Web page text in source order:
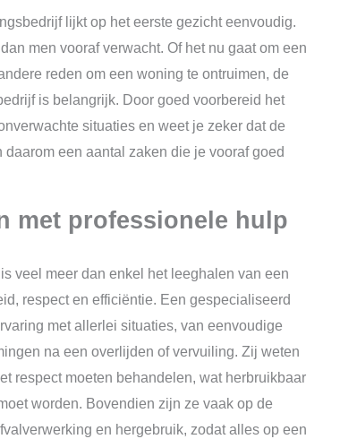
lijkt op het eerste gezicht eenvoudig.
men vooraf verwacht. Of het nu gaat om een
reden om een woning te ontruimen, de
is belangrijk. Door goed voorbereid het
situaties en weet je zeker dat de
een aantal zaken die je vooraf goed
met professionele hulp
is veel meer dan enkel het leeghalen van een
respect en efficiëntie. Een gespecialiseerd
met allerlei situaties, van eenvoudige
na een overlijden of vervuiling. Zij weten
respect moeten behandelen, wat herbruikbaar
worden. Bovendien zijn ze vaak op de
en hergebruik, zodat alles op een